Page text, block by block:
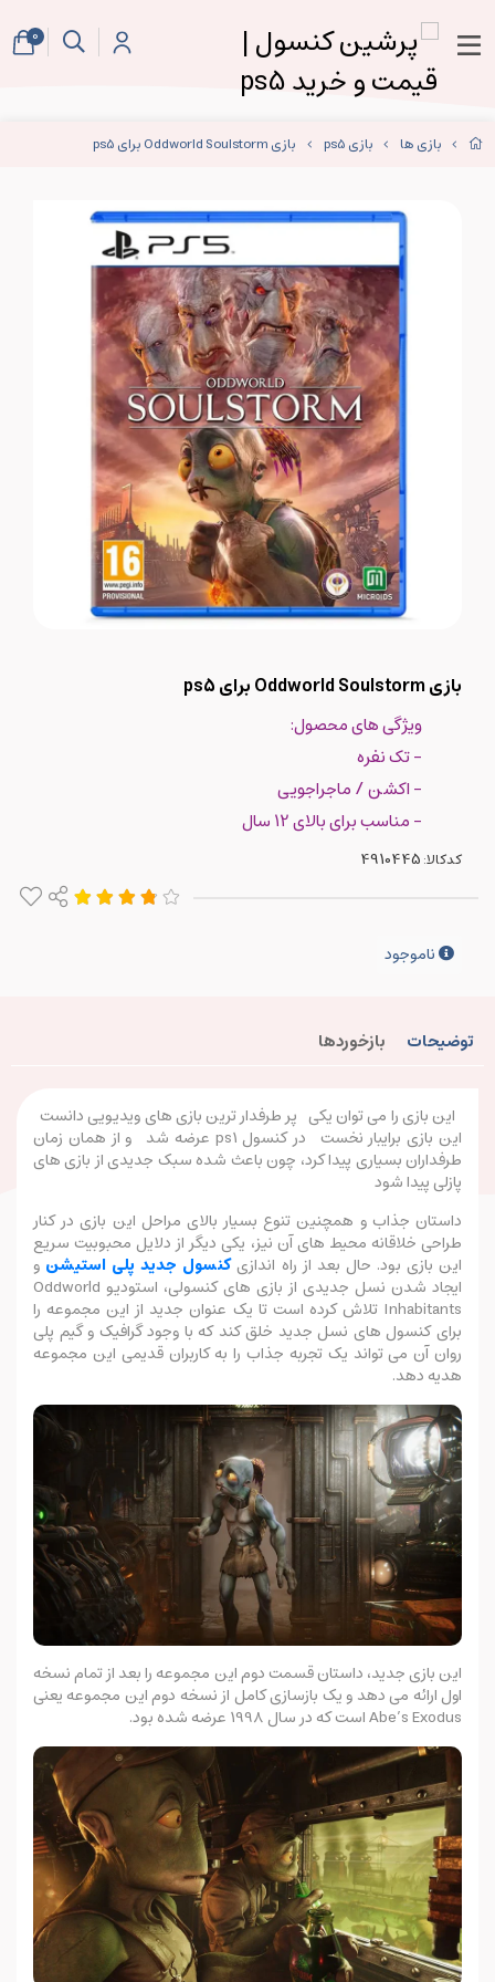
بازی ها بازی ps5 بازی Oddworld Soulstorm برای ps5
بازی Oddworld Soulstorm برای ps5
ویژگی های محصول:
- تک نفره
- اکشن / ماجراجویی
- مناسب برای بالای 12 سال
کدکالا:
ناموجود
توضیحات بازخوردها
این بازی را می توان یکی پر طرفدار ترین بازی های ویدیویی دانست
این بازی برایبار نخست در کنسول ps1 عرضه شد و از همان زمان
طرفداران بسیاری پیدا کرد، چون باعث شده سبک جدیدی از بازی های
پازلی پیدا شود
داستان جذاب و همچنین تنوع بسیار بالای مراحل این بازی در کنار
طراحی خلاقانه محیط های آن نیز، یکی دیگر از دلایل محبوبیت سریع
این بازی بود. حال بعد از راه اندازیکنسول جدید پلی استیشن و
ایجاد شدن نسل جدیدی از بازی های کنسولی، استودیو Oddworld
Inhabitants تلاش کرده است تا یک عنوان جدید از این مجموعه را
برای کنسول های نسل جدید خلق کند که با وجود گرافیک و گیم پلی
روان آن می تواند یک تجربه جذاب را به کاربران قدیمی این مجموعه
هدیه دهد.
این بازی جدید، داستان قسمت دوم این مجموعه را بعد از تمام نسخه
اول ارائه می دهد و یک بازسازی کامل از نسخه دوم این مجموعه یعنی
Abe’s Exodus است که در سال 1998 عرضه شده بود.
0